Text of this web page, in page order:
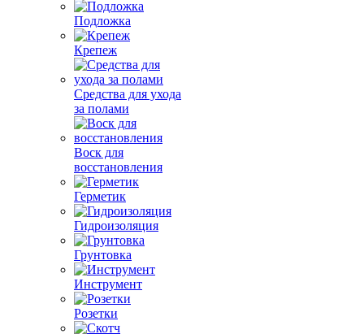
Подложка
Крепеж
Средства для ухода
за полами
Воск для
восстановления
Герметик
Гидроизоляция
Грунтовка
Инструмент
Розетки